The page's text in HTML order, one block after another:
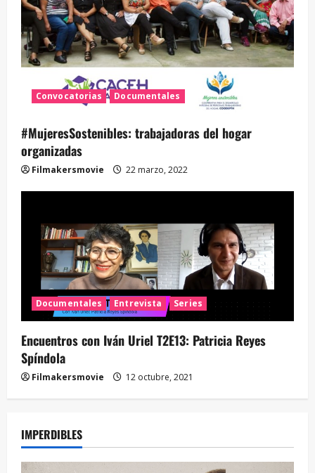
Convocatorias Documentales
#MujeresSostenibles: trabajadoras del hogar
organizadas
Filmakersmovie 22 marzo, 2022
Documentales Entrevista Series
Encuentros con Iván Uriel T2E13: Patricia Reyes
Spíndola
Filmakersmovie 12 octubre, 2021
IMPERDIBLES